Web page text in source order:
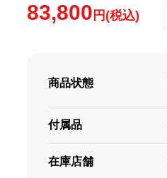
83,800 円(税込)
商品状態
付属品
在庫店舗